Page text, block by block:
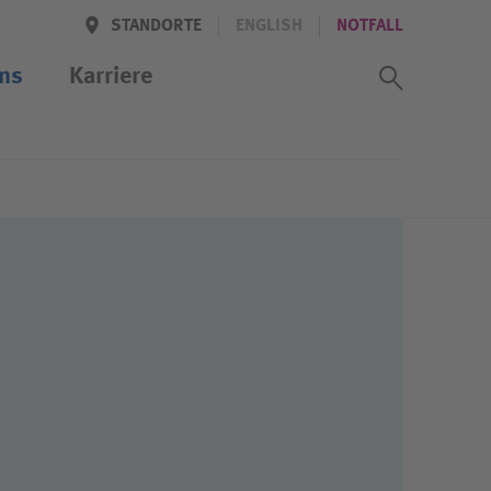
STANDORTE ENGLISH NOTFALL
Karriere